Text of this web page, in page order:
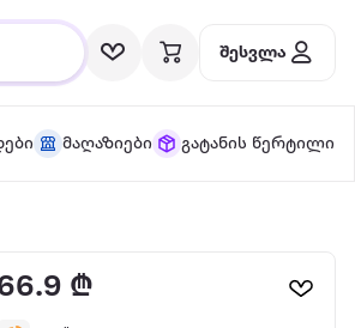
შესვლა
მაღაზიები გატანის წერტილი
₾